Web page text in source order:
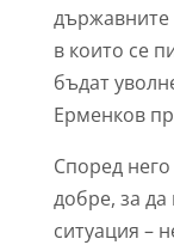
държавните
в които се
бъдат
Ерменков
Според
добре, за да
ситуация –